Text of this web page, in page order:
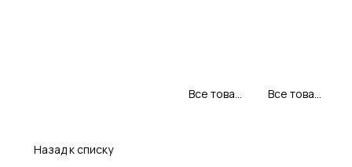
Все товары Dr.Bakers Все товары категории
Назад к списку